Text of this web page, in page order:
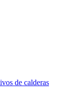
de calderas